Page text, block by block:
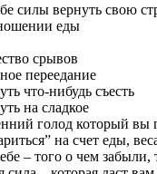
силы вернуть свою
еды
срывов
переедание
что-нибудь съесть
на сладкое
голод который
на счет еды,
– того о чем